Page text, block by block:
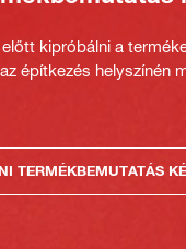
előtt kipróbálni a
építkezés helyszínén
TERMÉKBEMUTATÁS